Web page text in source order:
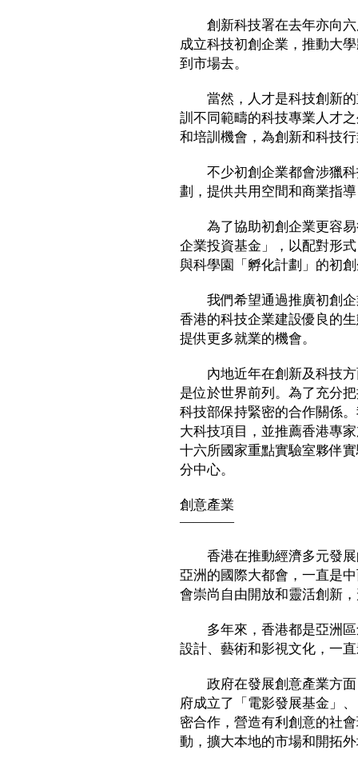
創新科技署在去年亦向六
成立科技初創企業，推動大
到市場去。
當然，人才是科技創新的
訓不同範疇的科技專業人才
和培訓機會，為創新和科技
不少初創企業都會涉獵科
劃，提供共用空間和商業指
為了協助初創企業更容易
企業投資基金」，以配對形
與科學園「孵化計劃」的初
我們希望通過推廣初創企
香港的科技企業建設優良的
提供更多就業的機會。
內地近年在創新及科技方
是位於世界前列。為了充分
科技部保持緊密的合作關係
大科技項目，並推薦香港專
十六所國家重點實驗室夥伴
分中心。
創意產業
————
香港在推動經濟多元發展
亞洲的國際大都會，一直是
會崇尚自由開放和靈活創新
多年來，香港都是亞洲區
設計、藝術和影視文化，一
政府在發展創意產業方面
府成立了「電影發展基金」
密合作，營造有利創意的社
動，擴大本地的市場和開拓